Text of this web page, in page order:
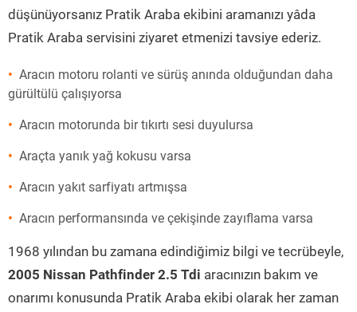
düşünüyorsanız Pratik Araba ekibini aramanızı yâda
Pratik Araba servisini ziyaret etmenizi tavsiye ederiz.
Aracın motoru rolanti ve sürüş anında olduğundan daha
gürültülü çalışıyorsa
Aracın motorunda bir tıkırtı sesi duyulursa
Araçta yanık yağ kokusu varsa
Aracın yakıt sarfiyatı artmışsa
Aracın performansında ve çekişinde zayıflama varsa
1968 yılından bu zamana edindiğimiz bilgi ve tecrübeyle,
2005 Nissan Pathfinder 2.5 Tdi aracınızın bakım ve
onarımı konusunda Pratik Araba ekibi olarak her zaman